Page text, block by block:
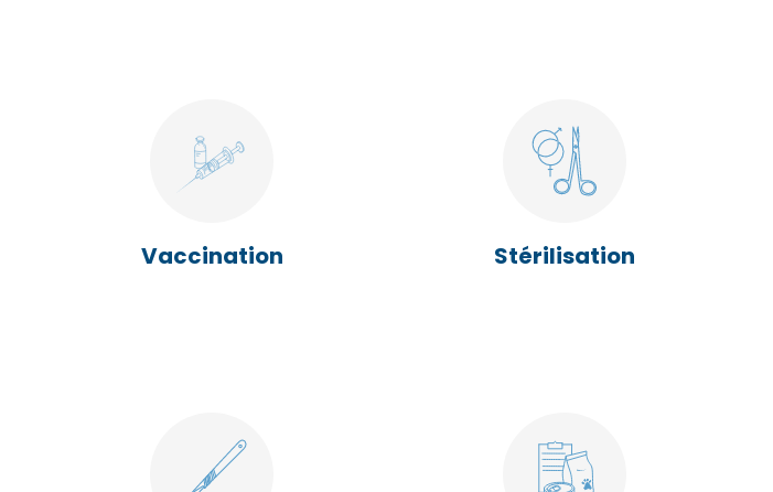
Vaccination Stérilisation